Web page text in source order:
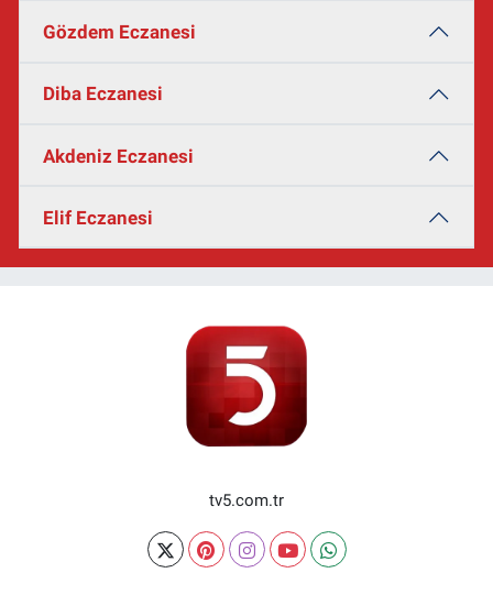
Gözdem Eczanesi
Diba Eczanesi
Akdeniz Eczanesi
Elif Eczanesi
tv5.com.tr